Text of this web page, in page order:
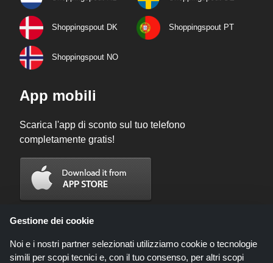
Shoppingspout DK Shoppingspout PT
Shoppingspout NO
App mobili
Scarica l'app di sconto sul tuo telefono
completamente gratis!
Gestione dei cookie
Noi e i nostri partner selezionati utilizziamo cookie o tecnologie
simili per scopi tecnici e, con il tuo consenso, per altri scopi